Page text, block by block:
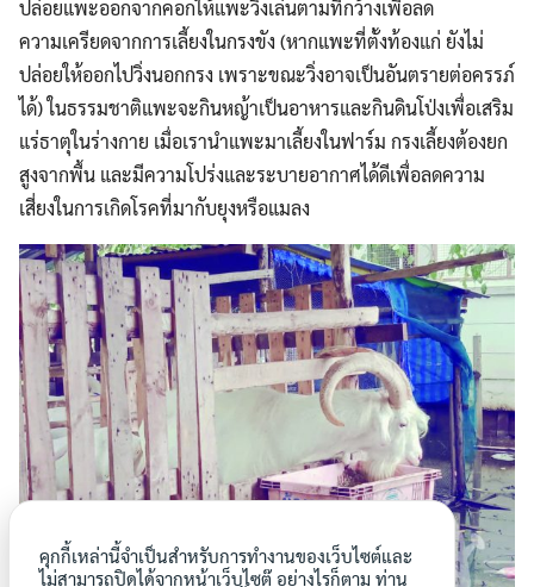
ปล่อยแพะออกจากคอกให้แพะวิ่งเล่นตามที่กว้างเพื่อลด
ความเครียดจากการเลี้ยงในกรงขัง (หากแพะที่ตั้งท้องแก่ ยังไม่
ปล่อยให้ออกไปวิ่งนอกกรง เพราะขณะวิ่งอาจเป็นอันตรายต่อครรภ์
ได้) ในธรรมชาติแพะจะกินหญ้าเป็นอาหารและกินดินโป่งเพื่อเสริม
แร่ธาตุในร่างกาย เมื่อเรานำแพะมาเลี้ยงในฟาร์ม กรงเลี้ยงต้องยก
สูงจากพื้น และมีความโปร่งและระบายอากาศได้ดีเพื่อลดความ
เสี่ยงในการเกิดโรคที่มากับยุงหรือแมลง
คุกกี้เหล่านี้จำเป็นสำหรับการทำงานของเว็บไซต์และ
ไม่สามารถปิดได้จากหน้าเว็บไซต๊ อย่างไรก็ตาม ท่าน